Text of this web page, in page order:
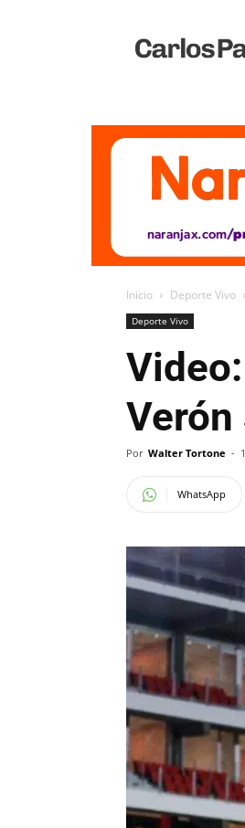
Vivo
Inicio Deporte Vivo
Deporte Vivo
Por Walter Tortone -
WhatsApp